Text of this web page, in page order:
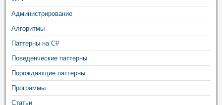
Администрирование
Алгоритмы
Паттерны на C#
Поведенческие паттерны
Порождающие паттерны
Программы
Статьи